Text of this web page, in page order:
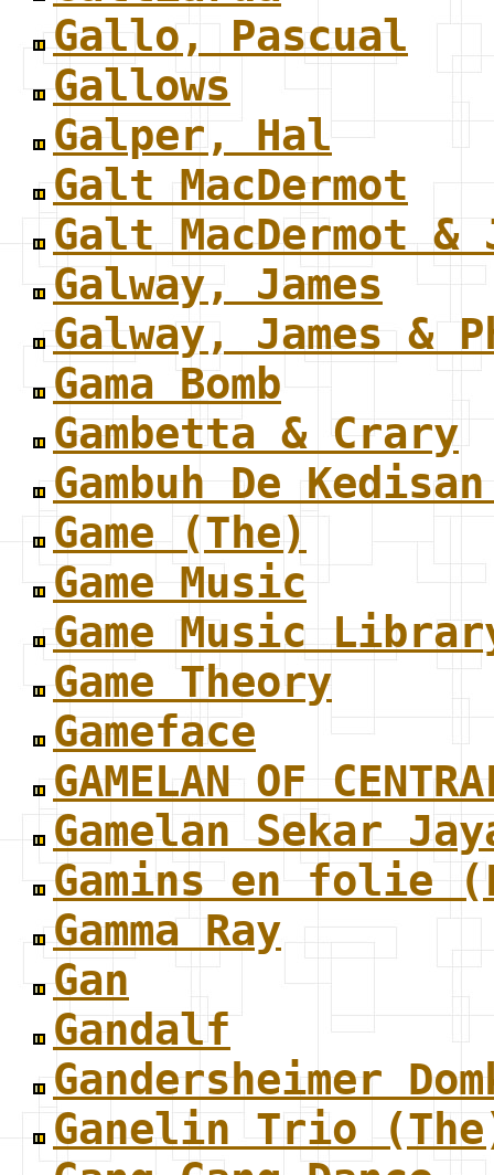
Gallo, Pascual
Gallows
Galper, Hal
Galt MacDermot
Galt MacDermot &
Galway, James
Galway, James &
Gama Bomb
Gambetta & Crary
Gambuh De
Game (The)
Game Music
Game Music
Game Theory
Gameface
GAMELAN OF
Gamelan Sekar
Gamins en folie
Gamma Ray
Gan
Gandalf
Gandersheimer
Ganelin Trio